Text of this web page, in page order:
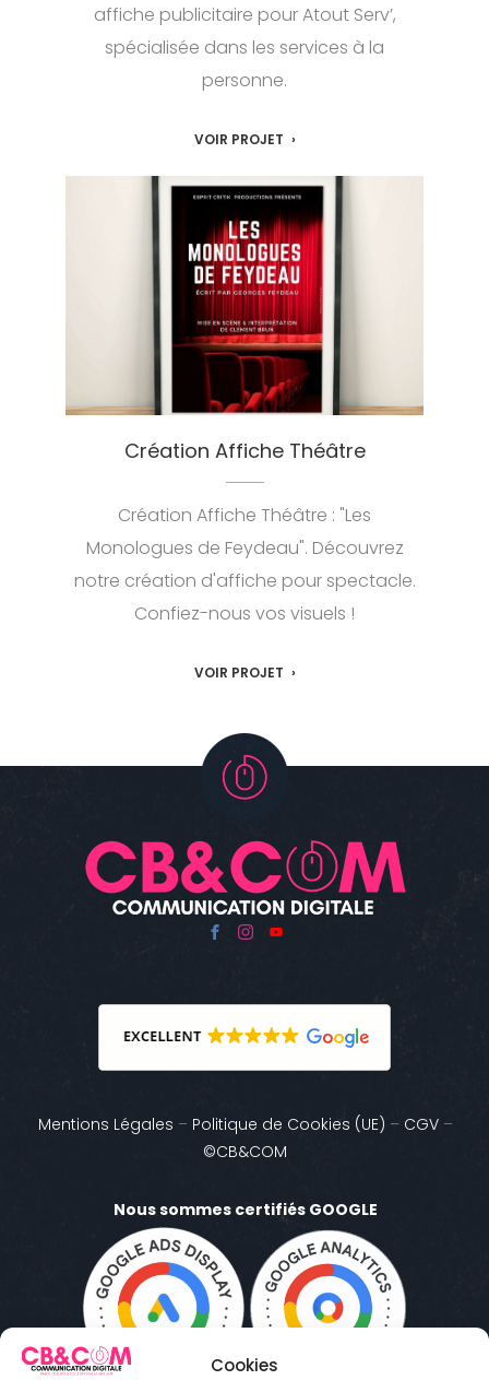
Cookies
affiche publicitaire pour Atout Serv’,
spécialisée dans les services à la
personne.
VOIR PROJET
Création Affiche Théâtre
Création Affiche Théâtre : "Les
Monologues de Feydeau". Découvrez
notre création d'affiche pour spectacle.
Confiez-nous vos visuels !
VOIR PROJET
Mentions Légales – Politique de Cookies (UE) – CGV–
©CB&COM
Nous sommes certifiés GOOGLE